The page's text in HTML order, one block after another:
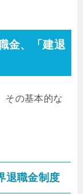
金、「建退
その基本的な
退職金制度